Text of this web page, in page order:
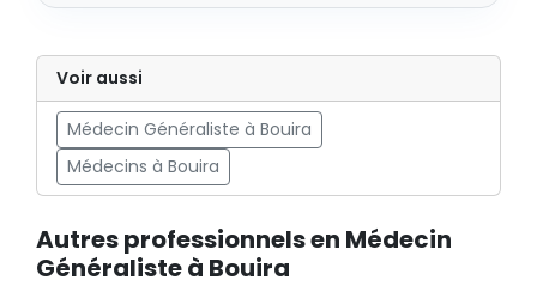
Voir aussi
Médecin Généraliste à Bouira
Médecins à Bouira
Autres professionnels en Médecin
Généraliste à Bouira